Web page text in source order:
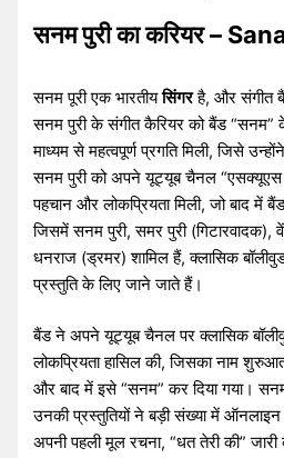
सनम पुरी का करियर –
सनम पूरी एक भारतीयसिंगरहै, और संगीत
सनम पुरी के संगीत कैरियर को बैंड “सनम”
माध्यम से महत्वपूर्ण प्रगति मिली, जिसे
सनम पुरी को अपने यूट्यूब चैनल “एसक्यूएस
पहचान और लोकप्रियता मिली, जो बाद
जिसमें सनम पुरी, समर पुरी
धनराज (ड्रमर) शामिल हैं, क्लासिक
प्रस्तुति के लिए जाने जाते हैं।
बैंड ने अपने यूट्यूब चैनल पर क्लासिक
लोकप्रियता हासिल की, जिसका नाम
और बाद में इसे “सनम” कर दिया गया।
उनकी प्रस्तुतियों ने बड़ी संख्या में
अपनी पहली मूल रचना, “धत तेरी की” जारी